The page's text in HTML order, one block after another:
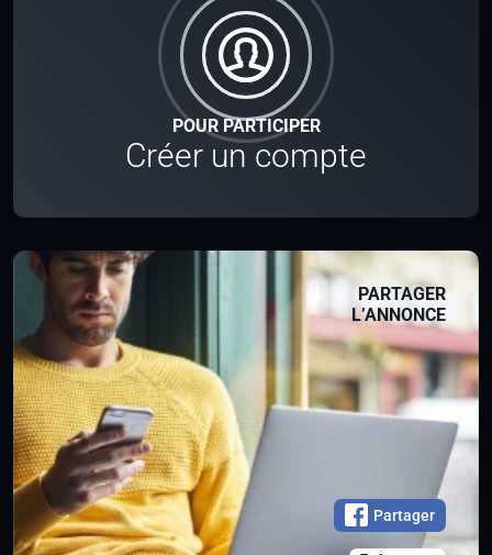
POUR PARTICIPER
Créer un compte
PARTAGER
L’ANNONCE
Partager